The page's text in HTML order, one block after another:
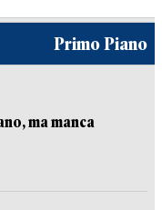
Primo Piano
ma manca